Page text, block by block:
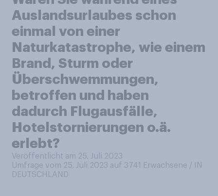
Auslandsurlaubes schon
einmal von einer
Naturkatastrophe, wie einem
Brand, Sturm oder
Überschwemmungen,
betroffen und haben
dadurch Flugausfälle,
Hotelstornierungen o.ä.
erlebt?
Veröffentlicht am 25. Juli 2023
Umfrage vom 25. Juli 2023 auf 3741
Erwachsene / IN
DEUTSCHLAND